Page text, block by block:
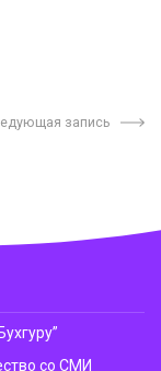
запись
со СМИ